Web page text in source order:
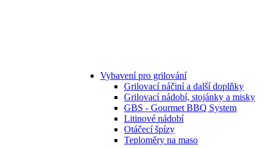
Vybavení pro grilování
Grilovací náčiní a další doplňky
Grilovací nádobí, stojánky a misky
GBS - Gourmet BBQ System
Litinové nádobí
Otáčecí špízy
Teploměry na maso